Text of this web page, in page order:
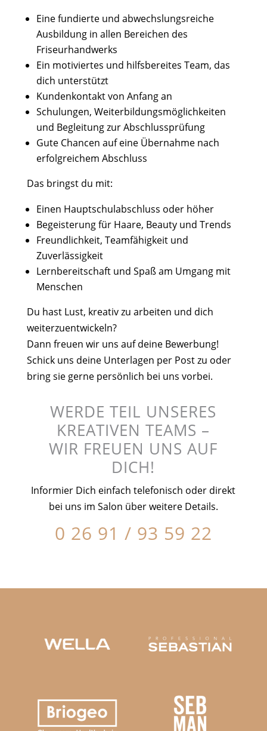
Eine fundierte und abwechslungsreiche
Ausbildung in allen Bereichen des
Friseurhandwerks
Ein motiviertes und hilfsbereites Team, das
dich unterstützt
Kundenkontakt von Anfang an
Schulungen, Weiterbildungsmöglichkeiten
und Begleitung zur Abschlussprüfung
Gute Chancen auf eine Übernahme nach
erfolgreichem Abschluss
Das bringst du mit:
Einen Hauptschulabschluss oder höher
Begeisterung für Haare, Beauty und Trends
Freundlichkeit, Teamfähigkeit und
Zuverlässigkeit
Lernbereitschaft und Spaß am Umgang mit
Menschen
Du hast Lust, kreativ zu arbeiten und dich
weiterzuentwickeln?
Dann freuen wir uns auf deine Bewerbung!
Schick uns deine Unterlagen per Post zu oder
bring sie gerne persönlich bei uns vorbei.
WERDE TEIL UNSERES
KREATIVEN TEAMS –
WIR FREUEN UNS AUF
DICH!
Informier Dich einfach telefonisch oder direkt
bei uns im Salon über weitere Details.
0 26 91 / 93 59 22